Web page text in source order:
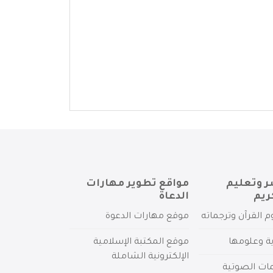
وتعليم
القرآن وترجماته
وعلومها
الصوتية
مواقع تطوير مهارات
الدعاة
موقع مهارات الدعوة
موقع المكتبة الإسلامية
الإلكترونية الشاملة